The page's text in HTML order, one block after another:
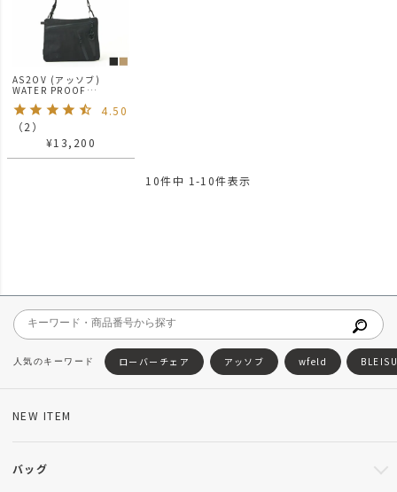
AS2OV (アッソブ)
WATER PROOF
CORDURA 305D
SACOCHE サコッシュ
防水
4.50
（2 ）
¥13,200
10件中 1 -10件表示
ローバーチェア アッソブ wfeld
NEW ITEM
バッグ